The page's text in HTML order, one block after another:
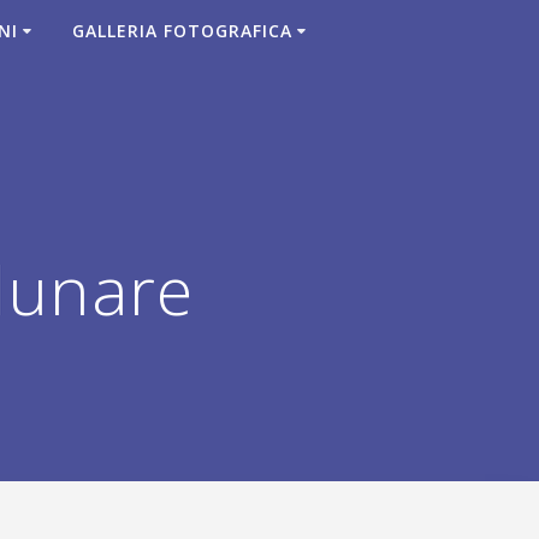
GALLERIA FOTOGRAFICA